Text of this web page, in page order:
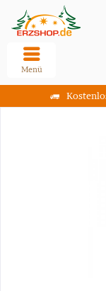
Menü